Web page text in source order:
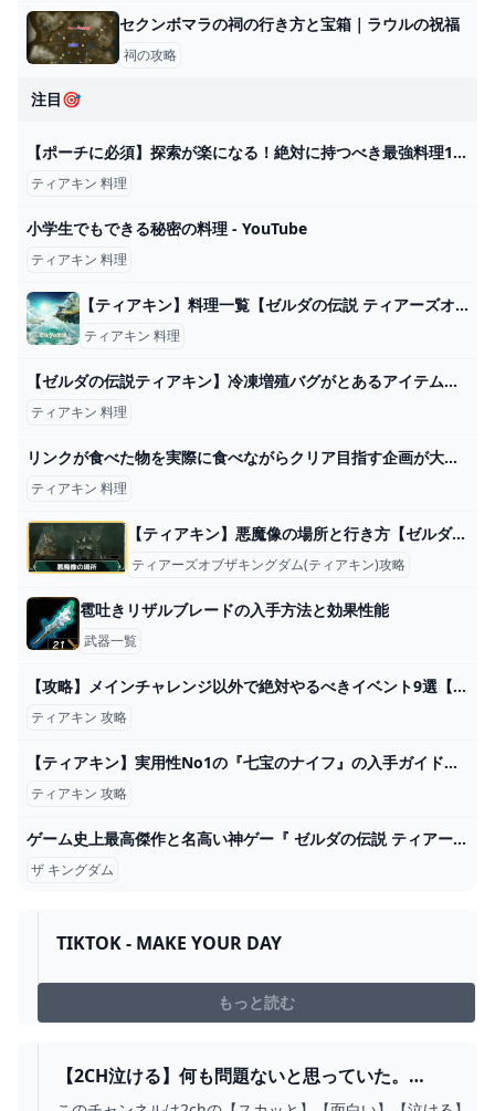
セクンボマラの祠の行き方と宝箱｜ラウルの祝福
祠の攻略
注目🎯
【ポーチに必須】探索が楽になる！絶対に持つべき最強料理12選【ゼルダの伝説ティアーズオブザキングダム】 - YouTube
ティアキン 料理
小学生でもできる秘密の料理 - YouTube
ティアキン 料理
【ティアキン】料理一覧【ゼルダの伝説 ティアーズオブザキングダム】 hyperWiki
ティアキン 料理
【ゼルダの伝説ティアキン】冷凍増殖バグがとあるアイテム集めで最高効率だった件。#ティアーズオブザキングダム #ゼルダの伝説 - YouTube
ティアキン 料理
リンクが食べた物を実際に食べながらクリア目指す企画が大食い企画になったｗｗｗ【ティアキン】【料理】【ゼルダの伝説ティアーズオブザキングダム】Part6 - YouTube
ティアキン 料理
【ティアキン】悪魔像の場所と行き方【ゼルダの伝説ティアーズオブザキングダム】
ティアーズオブザキングダム(ティアキン)攻略
雹吐きリザルブレードの入手方法と効果性能
武器一覧
【攻略】メインチャレンジ以外で絶対やるべきイベント9選【ゼルダの伝説ティアーズオブザキングダム/ティアキン】【ゆっくり解説】 - YouTube
ティアキン 攻略
【ティアキン】実用性No1の『七宝のナイフ』の入手ガイド【攻略】 - YouTube
ティアキン 攻略
ゲーム史上最高傑作と名高い神ゲー『 ゼルダの伝説 ティアーズ オブ ザ キングダム 』#8 - YouTube
ザ キングダム
TIKTOK - MAKE YOUR DAY
もっと読む
【2CH泣ける】何も問題ないと思っていた。
#SHORTS - YOUTUBE